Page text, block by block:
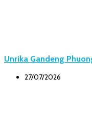
Unrika Gandeng
27/07/2026